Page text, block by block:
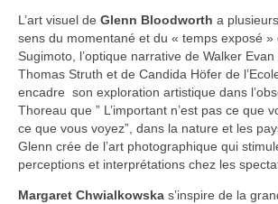
L’art visuel de Glenn Bloodworth a
sens du momentané et du « temps exposé »
Sugimoto, l’optique narrative de Walker Evan
Thomas Struth et de Candida Höfer de
encadre son exploration artistique dans
Thoreau que ” L’important n’est pas ce que
ce que vous voyez”, dans la nature et les
Glenn crée de l’art photographique qui
perceptions et interprétations chez les
Margaret Chwialkowska s’inspire de la